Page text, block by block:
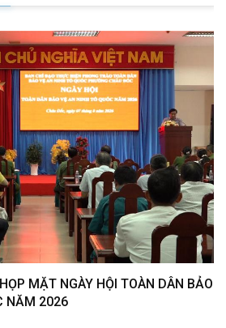
MẶT NGÀY HỘI TOÀN DÂN BẢO
NĂM 2026